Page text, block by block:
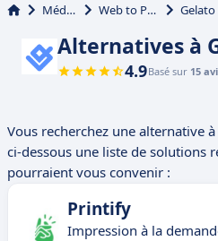
Médias Web to Print
Alternatives à
4.9Basé sur 15
Vous recherchez une alternative
ci-dessous une liste de solutions
pourraient vous convenir :
Printify
Impression à la